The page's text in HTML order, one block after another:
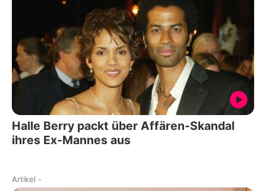
Halle Berry packt über Affären-Skandal
ihres Ex-Mannes aus
Artikel -